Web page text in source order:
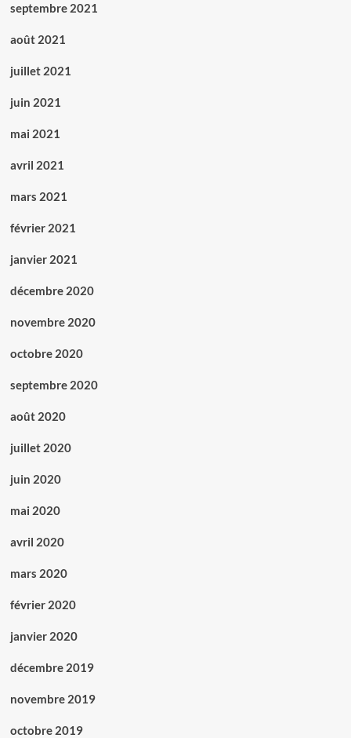
septembre 2021
août 2021
juillet 2021
juin 2021
mai 2021
avril 2021
mars 2021
février 2021
janvier 2021
décembre 2020
novembre 2020
octobre 2020
septembre 2020
août 2020
juillet 2020
juin 2020
mai 2020
avril 2020
mars 2020
février 2020
janvier 2020
décembre 2019
novembre 2019
octobre 2019